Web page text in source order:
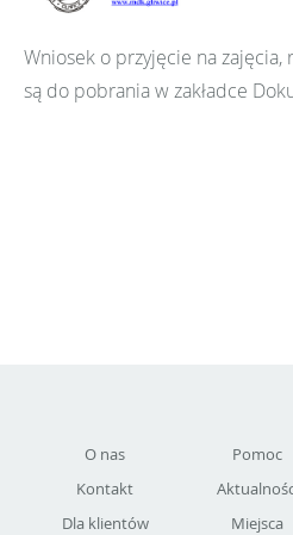
Wniosek o przyjęcie na zajęcia,
są do pobrania w zakładce
O nas
Kontakt
Dla klientów
Pomoc
Miejsca